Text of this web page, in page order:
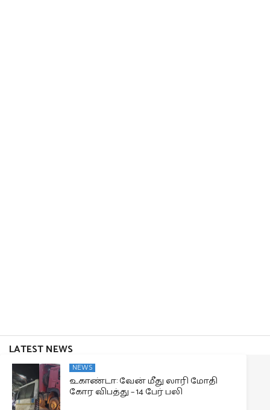
LATEST NEWS
NEWS
உகாண்டா: வேன் மீது லாரி மோதி
கோர விபத்து – 14 பேர் பலி